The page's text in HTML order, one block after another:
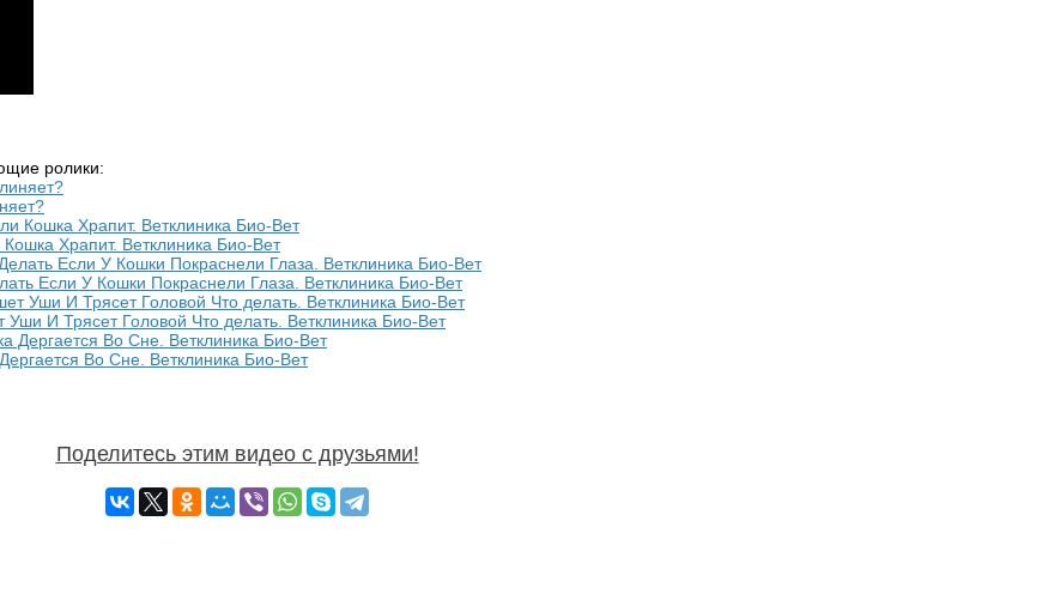
ролики:
Храпит. Ветклиника Био-Вет
Если У Кошки Покраснели Глаза. Ветклиника Био-Вет
И Трясет Головой Что делать. Ветклиника Био-Вет
Во Сне. Ветклиника Био-Вет
Поделитесь этим видео с друзьями!